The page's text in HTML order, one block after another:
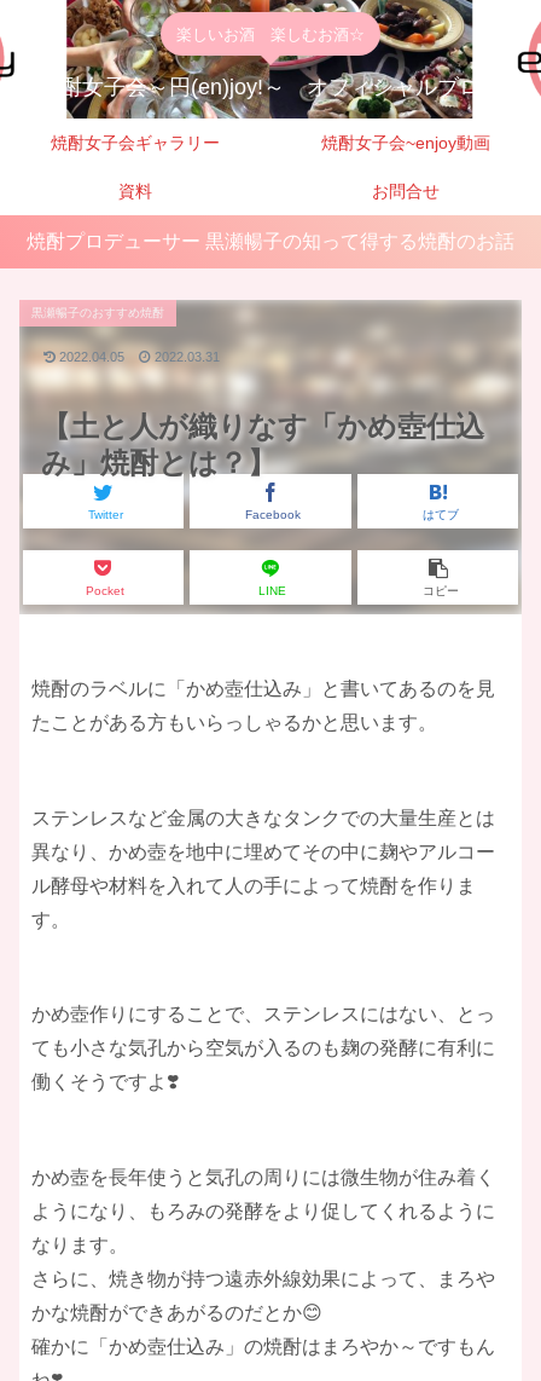
楽しいお酒 楽しむお酒☆
焼酎女子会～円(en)joy!～ オフィシャルブログ
焼酎女子会ギャラリー 焼酎女子会~enjoy動画
資料 お問合せ
焼酎プロデューサー 黒瀬暢子の知って得する焼酎のお話
【土と人が織りなす「かめ壺仕込
み」焼酎とは？】
黒瀬暢子のおすすめ焼酎
Twitter Facebook はてブ
Pocket LINE コピー
2022.04.05 2022.03.31
焼酎のラベルに「かめ壺仕込み」と書いてあるのを見
たことがある方もいらっしゃるかと思います。
ステンレスなど金属の大きなタンクでの大量生産とは
異なり、かめ壺を地中に埋めてその中に麹やアルコー
ル酵母や材料を入れて人の手によって焼酎を作りま
す。
かめ壺作りにすることで、ステンレスにはない、とっ
ても小さな気孔から空気が入るのも麹の発酵に有利に
働くそうですよ❣️
かめ壺を長年使うと気孔の周りには微生物が住み着く
ようになり、もろみの発酵をより促してくれるように
なります。
さらに、焼き物が持つ遠赤外線効果によって、まろや
かな焼酎ができあがるのだとか😊
確かに「かめ壺仕込み」の焼酎はまろやか～ですもん